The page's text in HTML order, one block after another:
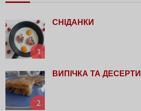
1
СНІДАНКИ
2
ВИПІЧКА ТА ДЕСЕРТИ